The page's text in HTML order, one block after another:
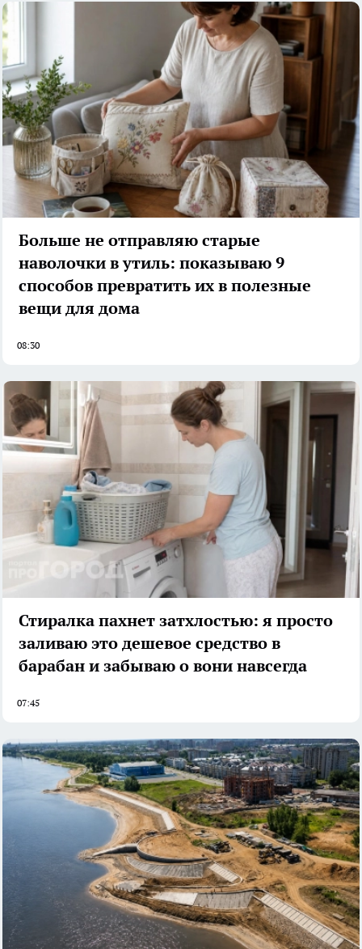
Больше не отправляю старые
наволочки в утиль: показываю 9
способов превратить их в полезные
вещи для дома
08:30
Стиралка пахнет затхлостью: я просто
заливаю это дешевое средство в
барабан и забываю о вони навсегда
07:45